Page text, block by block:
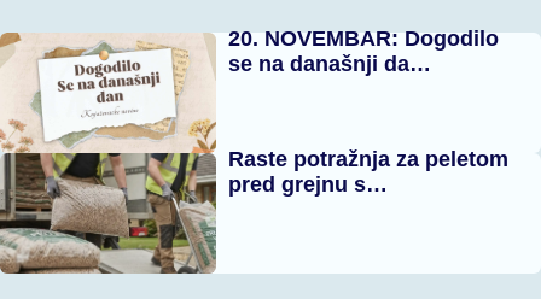
20. NOVEMBAR: Dogodilo
se na današnji da…
Raste potražnja za peletom
pred grejnu s…